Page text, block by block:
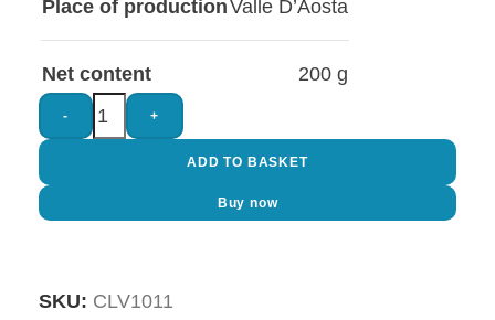
Place of productionValle D’Aosta
Net content 200 g
- +
ADD TO BASKET
Buy now
SKU: CLV1011